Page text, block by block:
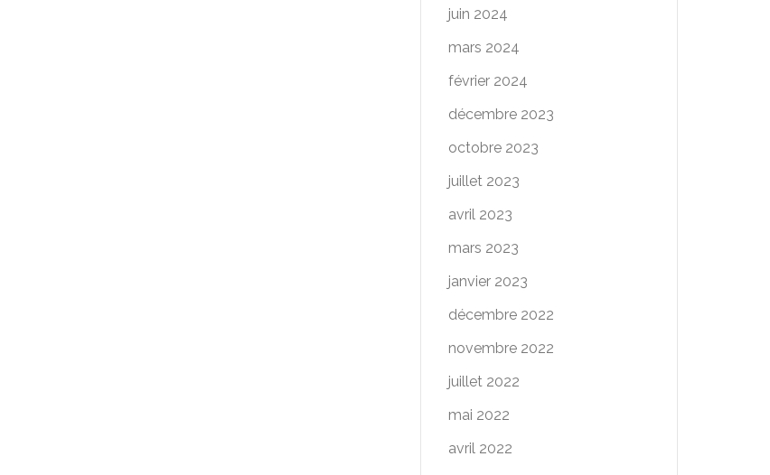
juin 2024
mars 2024
février 2024
décembre 2023
octobre 2023
juillet 2023
avril 2023
mars 2023
janvier 2023
décembre 2022
novembre 2022
juillet 2022
mai 2022
avril 2022